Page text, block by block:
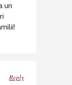
un
Reply